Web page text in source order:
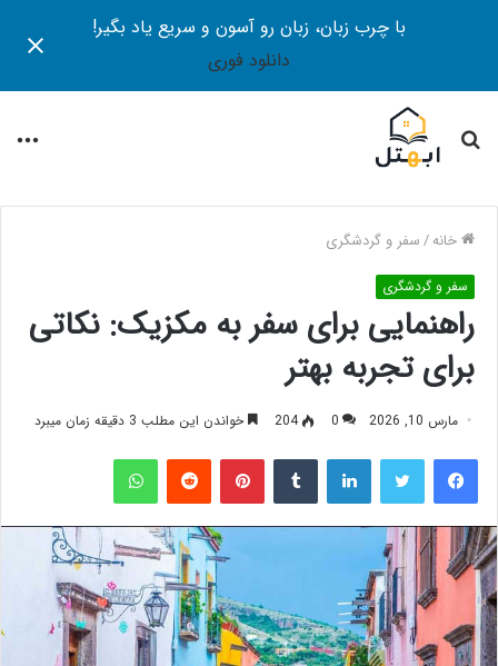
با چرب زبان، زبان رو آسون و سریع یاد بگیر!
دانلود فوری
جستجو
برای
خانه/سفر و گردشگری
سفر و گردشگری
راهنمایی برای سفر به مکزیک: نکاتی
برای تجربه‌ بهتر
مارس 10, 2026 0
204 خواندن این مطلب 3 دقیقه زمان میبرد
فیس بوک توییتر لینکدین ‫تامبلر ‫پین‌ترست‫رددیت واتس آپ